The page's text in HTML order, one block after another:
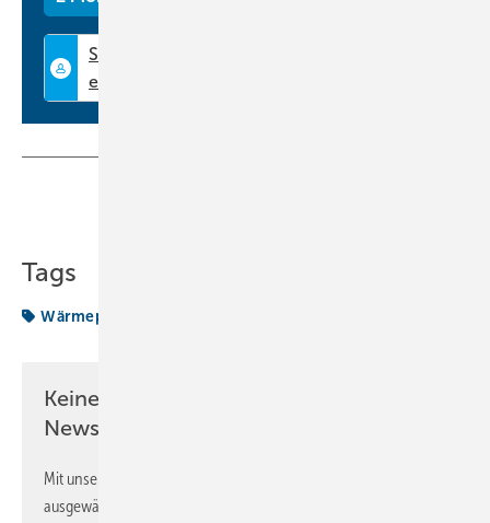
enthält keine beweglichen Teile.
www.allengra.eu
Tags
Wärmepumpentechnik
Keine Zeit? Kein Problem mit dem KK
Newsletter!
Mit unserem Newsletter erhalten Sie regelmäßig von uns
ausgewählte Informationen und Neuigkeiten, gebündelt und